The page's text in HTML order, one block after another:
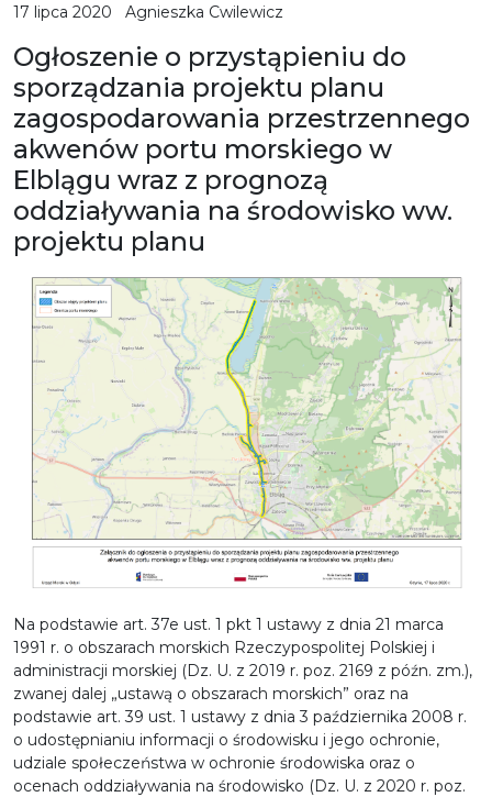
17 lipca 2020 Agnieszka Cwilewicz
Ogłoszenie o przystąpieniu do
sporządzania projektu planu
zagospodarowania przestrzennego
akwenów portu morskiego w
Elblągu wraz z prognozą
oddziaływania na środowisko ww.
projektu planu
Na podstawie art. 37e ust. 1 pkt 1 ustawy z dnia 21 marca
1991 r. o obszarach morskich Rzeczypospolitej Polskiej i
administracji morskiej (Dz. U. z 2019 r. poz. 2169 z późn. zm.),
zwanej dalej „ustawą o obszarach morskich” oraz na
podstawie art. 39 ust. 1 ustawy z dnia 3 października 2008 r.
o udostępnianiu informacji o środowisku i jego ochronie,
udziale społeczeństwa w ochronie środowiska oraz o
ocenach oddziaływania na środowisko (Dz. U. z 2020 r. poz.